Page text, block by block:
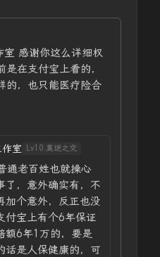
室 感谢你这么详细权
是在支付宝上看的，
的，也只能医疗险合
室 Lv10.莫逆之交
通老百姓也就操心
了，意外确实有，不
加个意外，反正也没
付宝上有个6年保证
额6年1万的，要是
话是人保健康的，可